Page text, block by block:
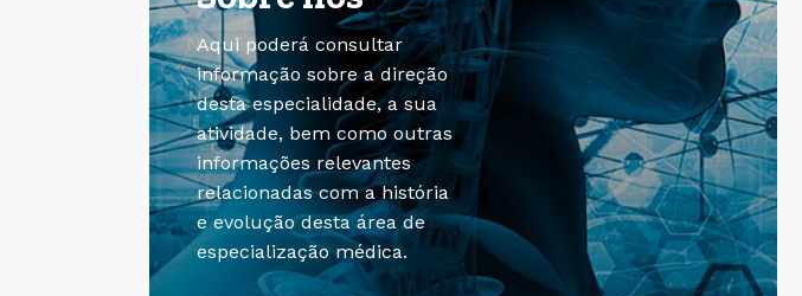
Aqui poderá consultar
informação sobre a direção
desta especialidade, a sua
atividade, bem como outras
informações relevantes
relacionadas com a história
e evolução desta área de
especialização médica.